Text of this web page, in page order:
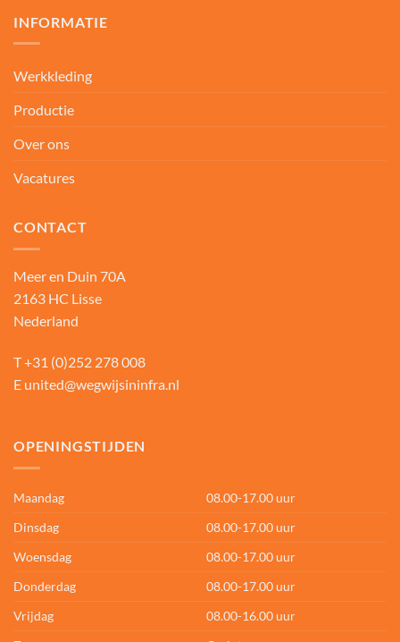
INFORMATIE
Werkkleding
Productie
Over ons
Vacatures
CONTACT
Meer en Duin 70A
2163 HC Lisse
Nederland
T+31 (0)252 278 008
E united@wegwijsininfra.nl
OPENINGSTIJDEN
Maandag
08.00-17.00 uur
Dinsdag
08.00-17.00 uur
Woensdag
08.00-17.00 uur
Donderdag
08.00-17.00 uur
Vrijdag
08.00-16.00 uur